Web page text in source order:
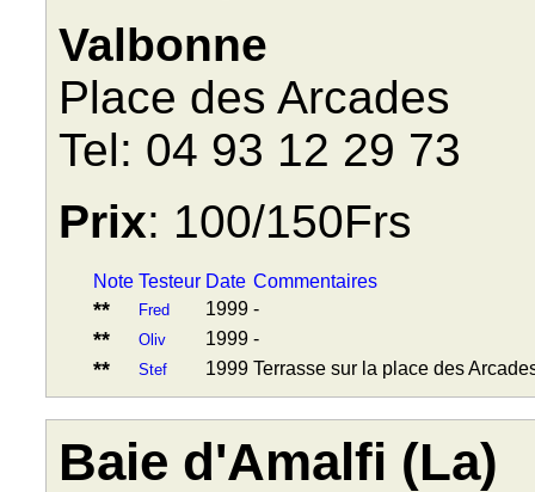
Valbonne
Place des Arcades
Tel: 04 93 12 29 73
Prix: 100/150Frs
Note Testeur Date Commentaires
** Fred 1999 -
** Oliv 1999 -
** Stef 1999 Terrasse sur la place des
Baie d'Amalfi (La)